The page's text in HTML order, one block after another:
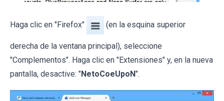
Haga clic en "Firefox" (en la esquina superior
derecha de la ventana principal), seleccione
"Complementos". Haga clic en "Extensiones" y, en la nueva
pantalla, desactive: "NetoCoeUpoN".